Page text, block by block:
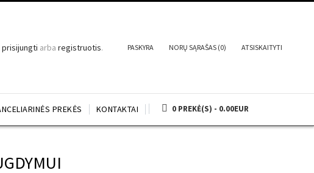
prisijungti arba registruotis. PASKYRA NORŲ SĄRAŠAS (0) ATSISKAITYTI
PREKĖS KONTAKTAI 0 PREKĖ(S) - 0.00EUR